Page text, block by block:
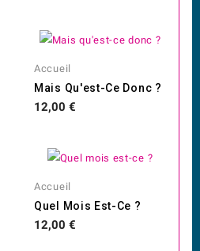
Accueil
Mais Qu'est-Ce Donc ?
Prix
12,00 €
Accueil
Quel Mois Est-Ce ?
Prix
12,00 €